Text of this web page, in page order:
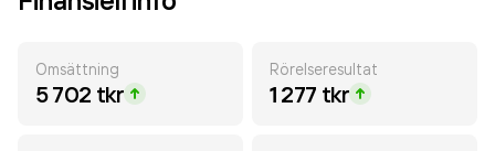
Omsättning
5 702 tkr
Rörelseresultat
1 277 tkr